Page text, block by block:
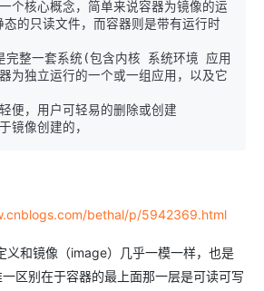
个核心概念，简单来说容器为镜像的运
的只读文件，而容器则是带有运行时
完整一套系统(包含内核 系统环境 应用
独立运行的一个或一组应用，以及它
bethal/p/5942369.html
义和镜像（image）几乎一模一样，也是
区别在于容器的最上面那一层是可读可写